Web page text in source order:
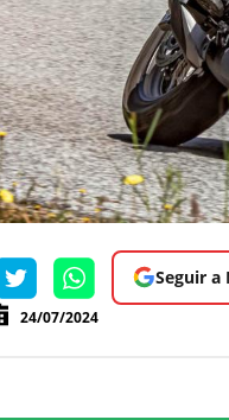
Seguir a
24/07/2024